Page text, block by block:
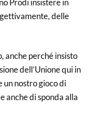
delle
anche perché insisto
dell’Unione qui in
nostro gioco di
anche di sponda alla